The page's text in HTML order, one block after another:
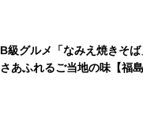
B級グルメ「なみえ焼きそ
さあふれるご当地の味【福島